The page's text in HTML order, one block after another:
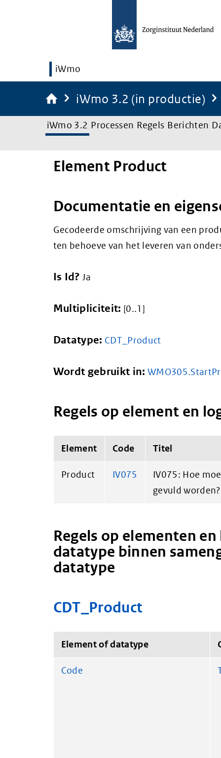
iWmo
iWmo 3.2 (in productie)
iWmo 3.2 Processen Regels Berichten
Element Product
Documentatie en
Gecodeerde omschrijving van een
ten behoeve van het leveren van
Is Id?Ja
Multipliciteit: [0..1]
Datatype: CDT_Product
Wordt gebruikt in:
Regels op element en
Element Code Titel
Product IV075
IV075: Hoe
gevuld worden?
Regels op elementen
datatype binnen
datatype
CDT_Product
Element of datatype
Code